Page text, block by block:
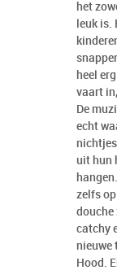
het
leuk is.
heel
vaart
De
echt
uit hun
zelfs op
douche
catchy
nieuwe
Hood.